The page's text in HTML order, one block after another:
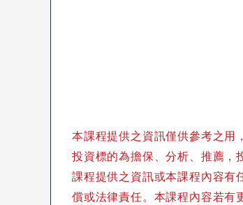
本課程提供之資訊僅供參考之用
投資標的為擔保、分析、推薦，
課程提供之資訊或本課程內容有
償或法律責任。本課程內容若有